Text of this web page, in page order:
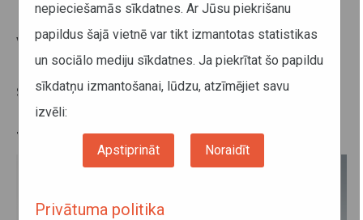
Visā Latvijā pakāpeniski
paaugstinās pakalpojuma
sniegšanas kvalitātes prasības
reģionālajam sabiedriskajam
transportam
nepieciešamās sīkdatnes. Ar Jūsu piekrišanu
papildus šajā vietnē var tikt izmantotas statistikas
un sociālo mediju sīkdatnes. Ja piekrītat šo papildu
sīkdatņu izmantošanai, lūdzu, atzīmējiet savu
izvēli:
Apstiprināt Noraidīt
Privātuma politika